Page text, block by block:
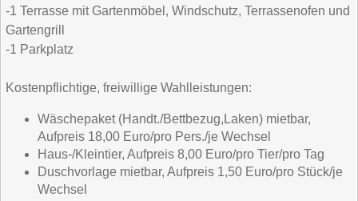
-1 Terrasse mit Gartenmöbel, Windschutz, Terrassenofen und
Gartengrill
-1 Parkplatz
Kostenpflichtige, freiwillige Wahlleistungen:
Wäschepaket (Handt./Bettbezug,Laken) mietbar,
Aufpreis 18,00 Euro/pro Pers./je Wechsel
Haus-/Kleintier, Aufpreis 8,00 Euro/pro Tier/pro Tag
Duschvorlage mietbar, Aufpreis 1,50 Euro/pro Stück/je
Wechsel